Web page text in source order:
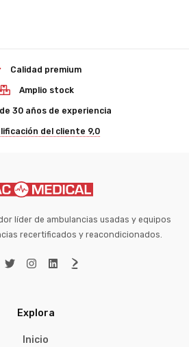
Calidad premium
Amplio stock
30 años de experiencia
del cliente 9,0
líder de ambulancias usadas y equipos
recertificados y reacondicionados.
Explora
Inicio